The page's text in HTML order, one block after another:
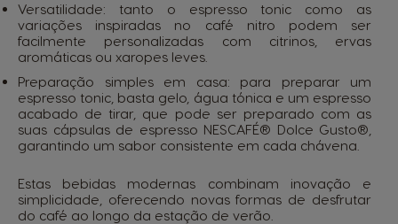
Versatilidade: tanto o espresso tonic como as
variações inspiradas no café nitro podem ser
facilmente personalizadas com citrinos, ervas
aromáticas ou xaropes leves.
Preparação simples em casa: para preparar um
espresso tonic, basta gelo, água tónica e um espresso
acabado de tirar, que pode ser preparado com as
suas cápsulas de espresso NESCAFÉ® Dolce Gusto®
garantindo um sabor consistente em cada chávena.
Estas bebidas modernas combinam inovação e
simplicidade, oferecendo novas formas de desfrutar
do café ao longo da estação de verão.